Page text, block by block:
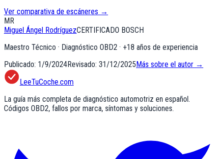
Ver comparativa de escáneres →
MR
Miguel Ángel RodríguezCERTIFICADO BOSCH
Maestro Técnico · Diagnóstico OBD2 · +18 años de experiencia
Publicado: 1/9/2024Revisado: 31/12/2025 Más sobre el autor →
LeeTuCoche.com
La guía más completa de diagnóstico automotriz en español.
Códigos OBD2, fallos por marca, síntomas y soluciones.